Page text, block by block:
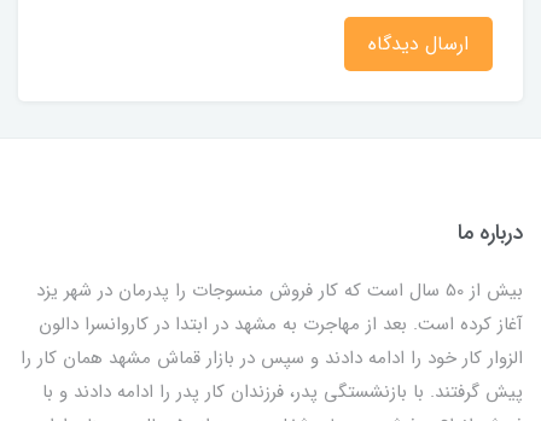
ارسال دیدگاه
درباره ما
بیش از 50 سال است که کار فروش منسوجات را پدرمان در شهر یزد
آغاز کرده است. بعد از مهاجرت به مشهد در ابتدا در کاروانسرا دالون
الزوار کار خود را ادامه دادند و سپس در بازار قماش مشهد همان کار را
پیش گرفتند. با بازنشستگی پدر، فرزندان کار پدر را ادامه دادند و با